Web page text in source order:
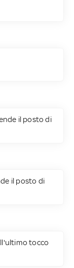
il posto di
il posto di
tocco